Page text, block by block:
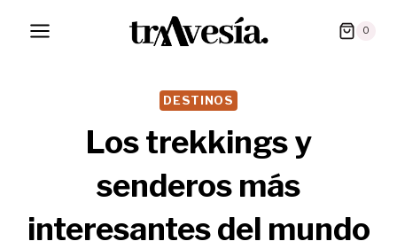
0
DESTINOS
Los trekkings y
senderos más
interesantes del mundo